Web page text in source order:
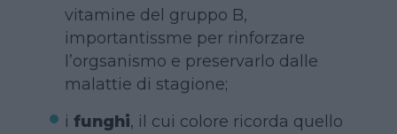
vitamine del gruppo B,
importantissme per rinforzare
l’orgsanismo e preservarlo dalle
malattie di stagione;
i funghi, il cui colore ricorda quello